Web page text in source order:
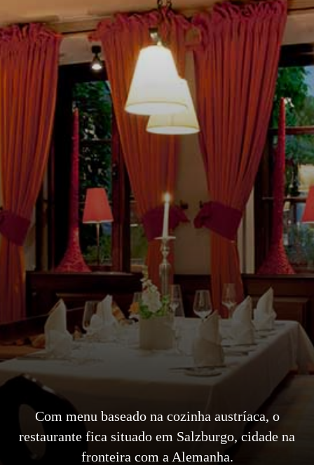
Com menu baseado na cozinha austríaca, o
restaurante fica situado em Salzburgo, cidade na
fronteira com a Alemanha.